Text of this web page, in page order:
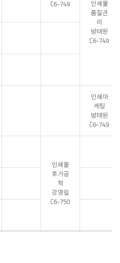
C6-749
인쇄물
품질관
리
방태원
C6-749
인쇄마
케팅
방태원
C6-749
인쇄물
후가공
학
강영립
C6-750